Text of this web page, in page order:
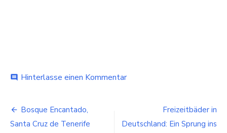
comment Hinterlasse einen Kommentarbei
Reisen
Beitragsnavigation
Bosque Encantado,
Santa Cruz de Tenerife
Freizeitbäder in
Deutschland: Ein Sprung ins